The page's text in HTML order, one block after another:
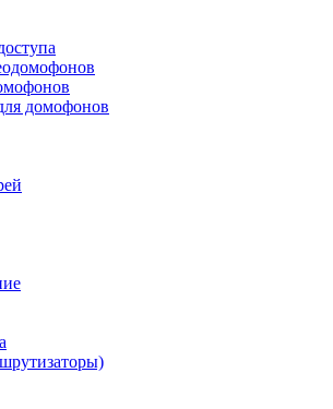
домофонов